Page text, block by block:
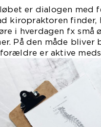
er dialogen med
kiropraktoren finder,
i hverdagen fx små
På den måde bliver
er aktive